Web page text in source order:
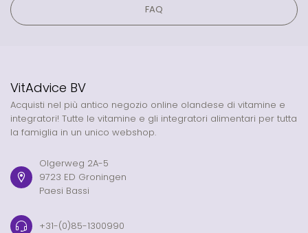
FAQ
VitAdvice BV
Acquisti nel più antico negozio online olandese di vitamine e
integratori! Tutte le vitamine e gli integratori alimentari per tutta
la famiglia in un unico webshop.
Olgerweg 2A-5
9723 ED Groningen
Paesi Bassi
+31-(0)85-1300990